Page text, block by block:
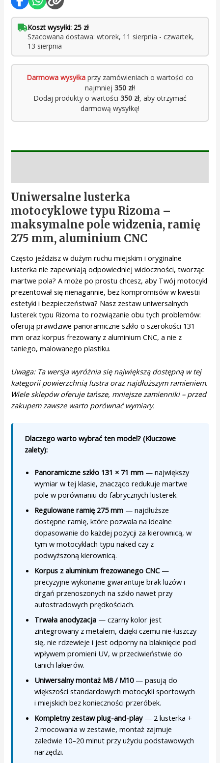
Koszt wysyłki: 25 zł
Szacowana dostawa: wtorek, 11 sierpnia - czwartek,
13 sierpnia
Darmowa wysyłka przy zamówieniach o wartości co
najmniej 350 zł!
Dodaj produkty o wartości 350 zł, aby otrzymać
darmową wysyłkę!
Uniwersalne lusterka
motocyklowe typu Rizoma –
maksymalne pole widzenia, ramię
275 mm, aluminium CNC
Często jeździsz w dużym ruchu miejskim i oryginalne
lusterka nie zapewniają odpowiedniej widoczności, tworząc
martwe pola? A może po prostu chcesz, aby Twój motocykl
prezentował się nienagannie, bez kompromisów w kwestii
estetyki i bezpieczeństwa? Nasz zestaw uniwersalnych
lusterek typu Rizoma to rozwiązanie obu tych problemów:
oferują prawdziwe panoramiczne szkło o szerokości 131
mm oraz korpus frezowany z aluminium CNC, a nie z
taniego, malowanego plastiku.
Uwaga: Ta wersja wyróżnia się największą dostępną w tej
kategorii powierzchnią lustra oraz najdłuższym ramieniem.
Wiele sklepów oferuje tańsze, mniejsze zamienniki – przed
zakupem zawsze warto porównać wymiary.
Dlaczego warto wybrać ten model? (Kluczowe
zalety):
Panoramiczne szkło 131 × 71 mm — największy
wymiar w tej klasie, znacząco redukuje martwe
pole w porównaniu do fabrycznych lusterek.
Regulowane ramię 275 mm — najdłuższe
dostępne ramię, które pozwala na idealne
dopasowanie do każdej pozycji za kierownicą, w
tym w motocyklach typu naked czy z
podwyższoną kierownicą.
Korpus z aluminium frezowanego CNC—
precyzyjne wykonanie gwarantuje brak luzów i
drgań przenoszonych na szkło nawet przy
autostradowych prędkościach.
Trwała anodyzacja — czarny kolor jest
zintegrowany z metalem, dzięki czemu nie łuszczy
się, nie rdzewieje i jest odporny na blaknięcie pod
wpływem promieni UV, w przeciwieństwie do
tanich lakierów.
Uniwersalny montaż M8 / M10— pasują do
większości standardowych motocykli sportowych
i miejskich bez konieczności przeróbek.
Kompletny zestaw plug-and-play— 2 lusterka +
2 mocowania w zestawie, montaż zajmuje
zaledwie 10–20 minut przy użyciu podstawowych
narzędzi.